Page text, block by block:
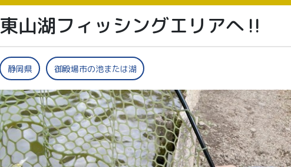
東山湖フィッシングエリアへ‼️
静岡県 御殿場市の池または湖